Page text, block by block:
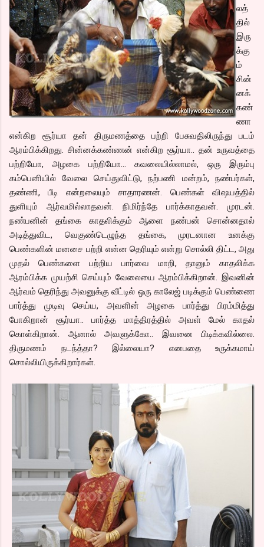
லத்
தில்
இரு
க்கு
ம்
சின்
னக்
கண்
ணா
என்கிற சூர்யா தன் திருமணத்தை பற்றி பேசுவதிலிருந்து படம்
ஆரம்பிக்கிறது. சின்னக்கண்ணன் என்கிற சூர்யா.. தன் உருவத்தை
பற்றியோ, அழகை பற்றியோ… கவலையில்லாமல், ஒரு இரும்பு
கம்பெனியில் வேலை செய்துவிட்டு, நற்பணி மன்றம், நண்பர்கள்,
தண்ணி, பீடி என்றலையும் சாதாரணன். பெண்கள் விஷயத்தில்
துளியும் ஆர்வமில்லாதவன். நிமிர்ந்தே பார்க்காதவன். முரடன்.
நண்பனின் தங்கை காதலிக்கும் ஆளை நண்பன் சொன்னதால்
அடித்துவிட, வெகுண்டெழுந்த தங்கை, முரடனான உனக்கு
பெண்களின் மனசை பற்றி என்ன தெரியும் என்று சொல்லி திட்ட, அது
முதல் பெண்களை பற்றிய பார்வை மாறி, தானும் காதலிக்க
ஆரம்பிக்க முயற்சி செய்யும் வேலையை ஆரம்பிக்கிறான். இவனின்
ஆர்வம் தெரிந்து அவனுக்கு வீட்டில் ஒரு காலேஜ் படிக்கும் பெண்ணை
பார்த்து முடிவு செய்ய, அவளின் அழகை பார்த்து பிரம்மித்து
போகிறான் சூர்யா.. பார்த்த மாத்திரத்தில் அவள் மேல் காதல்
கொள்கிறான். ஆனால் அவளுக்கோ.. இவனை பிடிக்கவில்லை.
திருமணம் நடந்த்தா? இல்லையா? எனபதை உருக்கமாய்
சொல்லியிருக்கிறார்கள்.